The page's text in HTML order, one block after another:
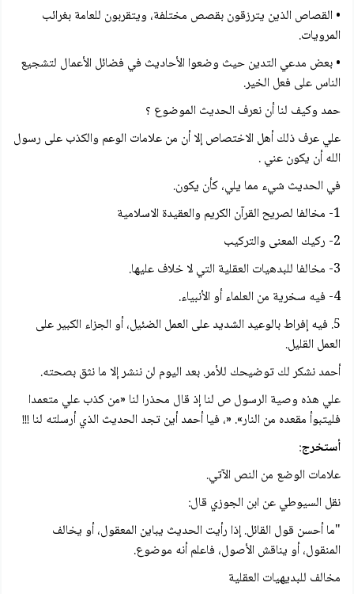
• القصاص الذين يترزقون بقصص مختلفة، ويتقربون للعامة بغرائب
المرويات.
• بعض مدعي التدين حيث وضعوا الأحاديث في فضائل الأعمال لتشجيع
الناس على فعل الخير.
حمد وكيف لنا أن نعرف الحديث الموضوع ؟
علي عرف ذلك أهل الاختصاص إلا أن من علامات الوعم والكذب على رسول
الله أن يكون عني .
في الحديث شيء مما يلي، كأن يكون.
1- مخالفا لصريح القرآن الكريم والعقيدة الاسلامية
2- ركيك المعنى والتركيب
3- مخالفا للبدهيات العقلية التي لا خلاف عليها.
4- فيه سخرية من العلماء أو الأنبياء.
5. فيه إفراط بالوعيد الشديد على العمل الضئيل، أو الجزاء الكبير على
العمل القليل.
أحمد نشكر لك توضيحك للأمر. بعد اليوم لن ننشر إلا ما نثق بصحته.
علي هذه وصية الرسول ص لنا إذ قال محذرا لنا «من كذب علي متعمدا
فليتبوأ مقعده من النار». «، فيا أحمد أين تجد الحديث الذي أرسلته لنا !!!
أستخرج:
علامات الوضع من النص الآتي.
نقل السيوطي عن ابن الجوزي قال:
"ما أحسن قول القائل. إذا رأيت الحديث يباين المعقول، أو يخالف
المنقول، أو يناقش الأصول، فاعلم أنه موضوع.
مخالف للبديهيات العقلية